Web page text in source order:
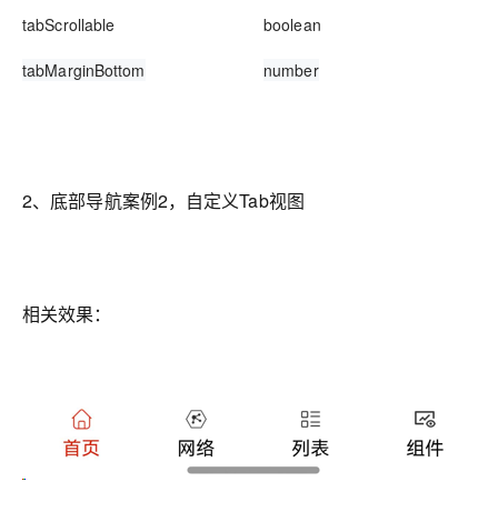
tabScrollable boolean
tabMarginBottom number
2、底部导航案例2，自定义Tab视图
相关效果：